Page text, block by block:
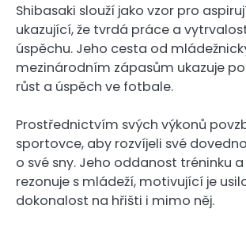
Shibasaki slouží jako vzor pro
ukazující, že tvrdá práce a
úspěchu. Jeho cesta od
mezinárodním zápasům ukazuje
růst a úspěch ve fotbale.
Prostřednictvím svých výkonů
sportovce, aby rozvíjeli své
o své sny. Jeho oddanost tréninku
rezonuje s mládeží, motivující je
dokonalost na hřišti i mimo něj.